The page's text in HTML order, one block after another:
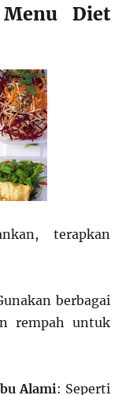
Diet
terapkan
berbagai
rempah untuk
Alami: Seperti